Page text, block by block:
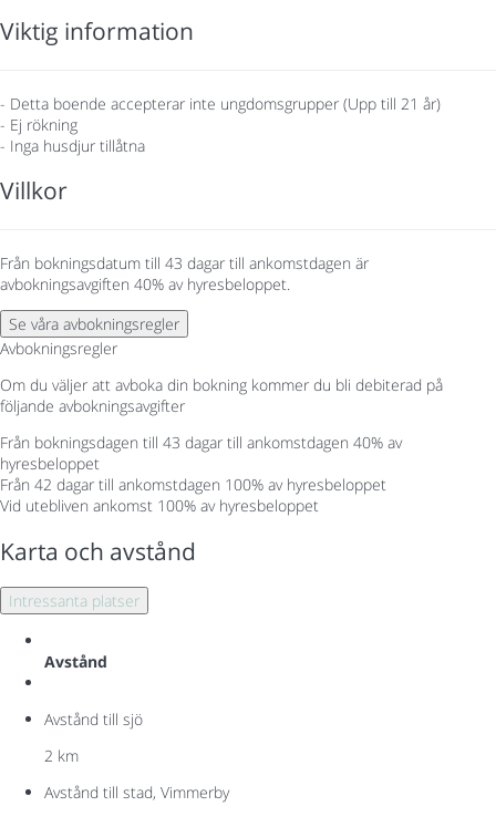
Viktig information
- Detta boende accepterar inte ungdomsgrupper (Upp till 21 år)
- Ej rökning
- Inga husdjur tillåtna
Villkor
Från bokningsdatum till 43 dagar till ankomstdagen är
avbokningsavgiften 40% av hyresbeloppet.
Se våra avbokningsregler
Avbokningsregler
Om du väljer att avboka din bokning kommer du bli debiterad på
följande avbokningsavgifter
Från bokningsdagen till 43 dagar till ankomstdagen 40% av
hyresbeloppet
Från 42 dagar till ankomstdagen 100% av hyresbeloppet
Vid utebliven ankomst 100% av hyresbeloppet
Karta och avstånd
Intressanta platser
Avstånd
Avstånd till sjö
2 km
Avstånd till stad, Vimmerby